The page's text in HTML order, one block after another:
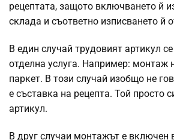
рецептата, защото включването й
склада и съответно изписването й
В един случай трудовият артикул
отделна услуга. Например: монтаж
паркет. В този случай изобщо не
е съставка на рецепта. Той просто
артикул.
В друг случаи монтажът е включен